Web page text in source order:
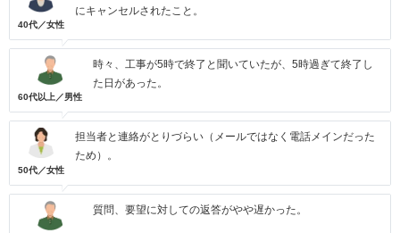
40代／女性
にキャンセルされたこと。
60代以上／男性
時々、工事が5時で終了と聞いていたが、5時過ぎて終了し
た日があった。
50代／女性
担当者と連絡がとりづらい（メールではなく電話メインだった
ため）。
質問、要望に対しての返答がやや遅かった。